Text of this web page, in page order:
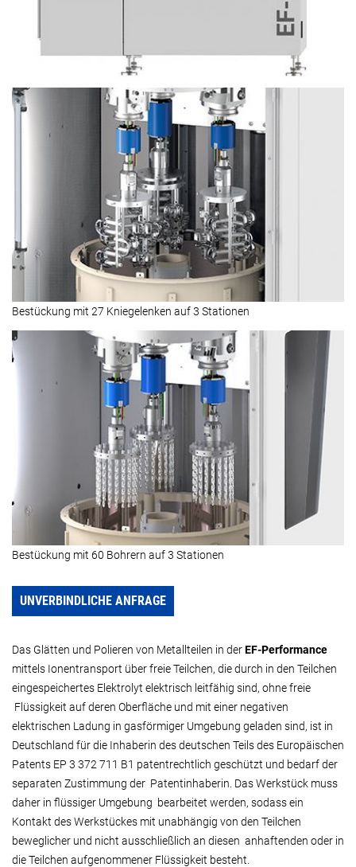
Bestückung mit 27 Kniegelenken auf 3 Stationen
Bestückung mit 60 Bohrern auf 3 Stationen
UNVERBINDLICHE ANFRAGE
Das Glätten und Polieren von Metallteilen in derEF-Performance
mittels Ionentransport über freie Teilchen, die durch in den Teilchen
eingespeichertes Elektrolyt elektrisch leitfähig sind, ohne freie
Flüssigkeit auf deren Oberfläche und mit einer negativen
elektrischen Ladung in gasförmiger Umgebung geladen sind, ist in
Deutschland für die Inhaberin des deutschen Teils des Europäischen
Patents EP 3 372 711 B1 patentrechtlich geschützt und bedarf der
separaten Zustimmung der Patentinhaberin. Das Werkstück muss
daher in flüssiger Umgebung bearbeitet werden, sodass ein
Kontakt des Werkstückes mit unabhängig von den Teilchen
beweglicher und nicht ausschließlich an diesen anhaftenden oder in
die Teilchen aufgenommener Flüssigkeit besteht.